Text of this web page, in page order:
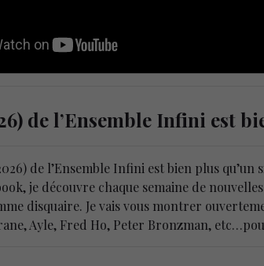
de l’Ensemble Infini est
de l’Ensemble Infini est bien plus
je découvre chaque semaine de
disquaire. Je vais vous montrer
Ayle, Fred Ho, Peter Bronzman,